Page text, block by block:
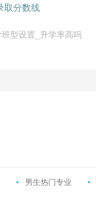
取分数线
型设置_升学率高吗
• 男生热门专业 •